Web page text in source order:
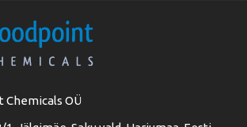
Chemicals OÜ